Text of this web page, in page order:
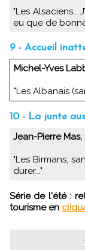
"Les Alsaciens…
eu que de
9 - Accueil
Michel-Yves
"Les Albanais
10 - La junte
Jean-Pierre
"Les Birmans,
durer..."
Série de l'été : retrouvez tous les top et flop des pros du
tourisme en